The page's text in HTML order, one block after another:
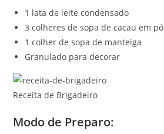
1 lata de leite condensado
3 colheres de sopa de cacau em pó
1 colher de sopa de manteiga
Granulado para decorar
Receita de Brigadeiro
Modo de Preparo: